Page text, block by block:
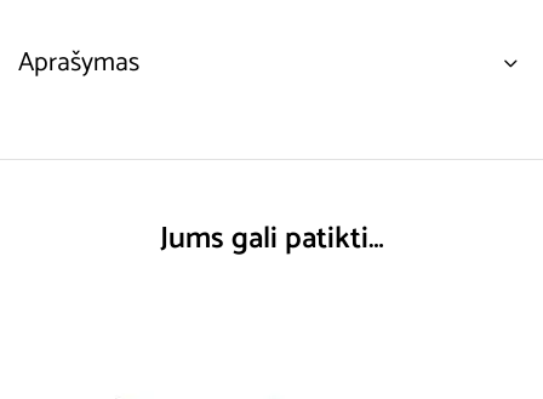
Aprašymas
Jums gali patikti…